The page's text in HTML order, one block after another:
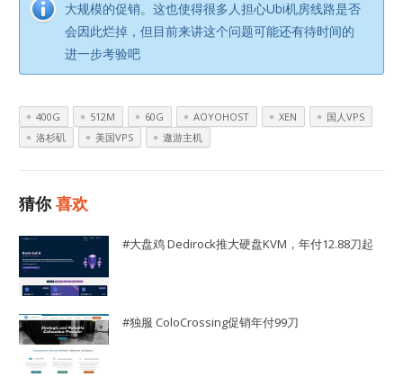
大规模的促销。这也使得很多人担心Ubi机房线路是否
会因此烂掉，但目前来讲这个问题可能还有待时间的
进一步考验吧
400G 512M 60G AOYOHOST XEN
国人VPS
洛杉矶
美国VPS 遨游主机
猜你喜欢
#大盘鸡 Dedirock推大硬盘KVM，年付12.88刀起
#独服 ColoCrossing促销年付99刀